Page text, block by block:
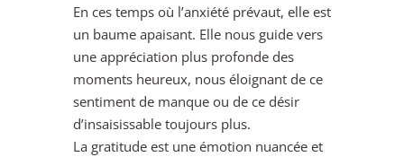
En ces temps où l’anxiété prévaut, elle est
un baume apaisant. Elle nous guide vers
une appréciation plus profonde des
moments heureux, nous éloignant de ce
sentiment de manque ou de ce désir
d’insaisissable toujours plus.
La gratitude est une émotion nuancée et